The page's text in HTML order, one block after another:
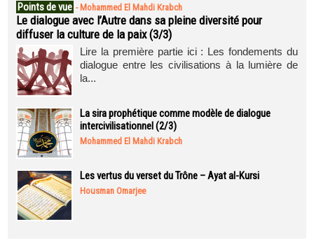
Points de vue - Mohammed El Mahdi Krabch
Le dialogue avec l’Autre dans sa pleine diversité pour
diffuser la culture de la paix (3/3)
Lire la première partie ici : Les fondements du
dialogue entre les civilisations à la lumière de
la...
La sira prophétique comme modèle de dialogue
intercivilisationnel (2/3)
Mohammed El Mahdi Krabch
Les vertus du verset du Trône – Ayat al-Kursi
Housman Omarjee